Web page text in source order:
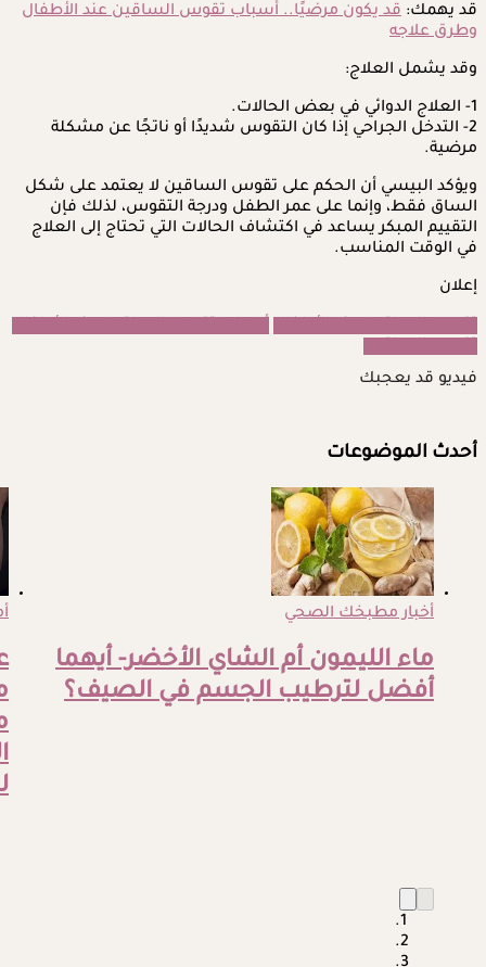
قد يهمك: قد يكون مرضيًا.. أسباب تقوس الساقين عند الأطفال
وطرق علاجه
وقد يشمل العلاج:
1- العلاج الدوائي في بعض الحالات.
2- التدخل الجراحي إذا كان التقوس شديدًا أو ناتجًا عن مشكلة
مرضية.
ويؤكد البيسي أن الحكم على تقوس الساقين لا يعتمد على شكل
الساق فقط، وإنما على عمر الطفل ودرجة التقوس، لذلك فإن
التقييم المبكر يساعد في اكتشاف الحالات التي تحتاج إلى العلاج
في الوقت المناسب.
إعلان
فيديو قد يعجبك
أحدث الموضوعات
أخبار مطبخك الصحي
ماء الليمون أم الشاي الأخضر- أيهما
أفضل لترطيب الجسم في الصيف؟